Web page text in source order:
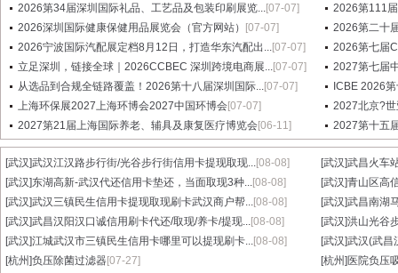
2026第34届深圳国际礼品、工艺品及包装印刷展览...[07-07]
2026第111
2026深圳国际健康保健用品展览会（官方网站）
[07-07]
2026第二十
2026宁波国际汽配展定档8月12日，打造华东汽配出...[07-07]
2026第七届
立足深圳，链接全球｜2026CCBEC 深圳跨境电商展...[07-07]
2027第七届
从选品到合规全链路覆盖！2026第十八届深圳国际...[07-07]
ICBE 2026
上海环保展2027上海环博会2027中国环博会[07-07]
2027北京?世
2027第21届上海国际养老、辅具及康复医疗博览会[06-11] 2027第十五
[武汉]武汉江汉路步行街/光谷步行街信用卡提现取现...[08-08] [武汉]武昌火车
[武汉]东湖高新-武汉代还信用卡垫还，当面取现3种...[08-08] [武汉]青山区高
[武汉]武汉三镇民生信用卡提现取现刷卡武汉商户帮...[08-08] [武汉]武昌南湖
[武汉]武昌汉阳汉口诚信用刷卡代还/取现/养卡/提现...[08-08] [武汉]洪山光谷
[武汉]江城武汉市三镇民生信用卡哪里可以提现刷卡...[08-08] [武汉]武汉(武昌
[杭州]负压除菌过滤器[07-27] [杭州] 医院负压